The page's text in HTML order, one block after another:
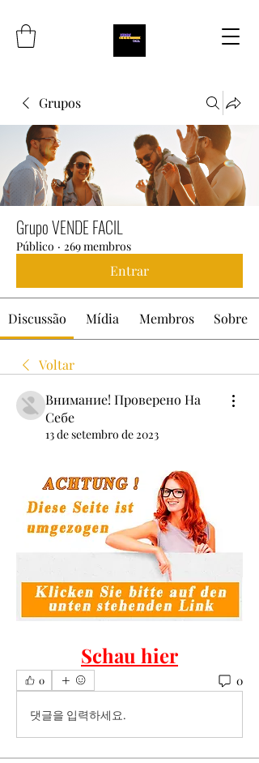
Grupos
Grupo VENDE FACIL
Público · 269 membros
Entrar
Discussão Mídia Membros Sobre
Voltar
Внимание! Проверено На
Себе
13 de setembro de 2023
Schau hier
0 0
댓글을 입력하세요.